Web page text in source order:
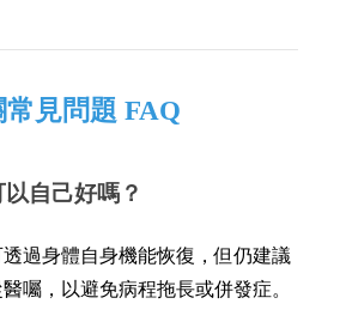
見問題 FAQ
自己好嗎？
過身體自身機能恢復，但仍建議
囑，以避免病程拖長或併發症。